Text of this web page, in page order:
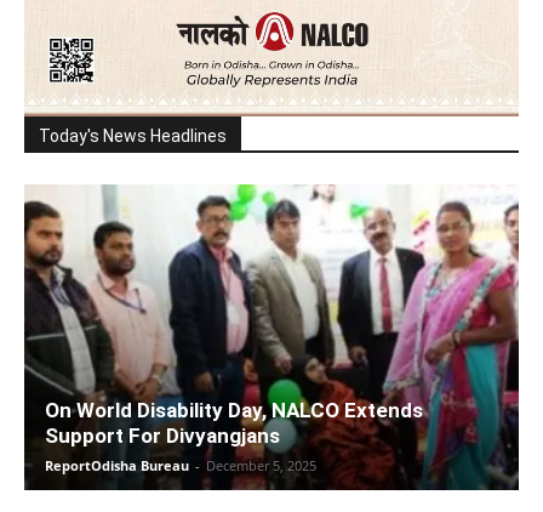
Today's News Headlines
On World Disability Day, NALCO Extends
Support For Divyangjans
ReportOdisha Bureau - December 5, 2025